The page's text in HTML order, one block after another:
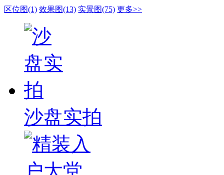
区位图(1) 效果图(13) 实景图(75) 更多>>
沙盘实拍